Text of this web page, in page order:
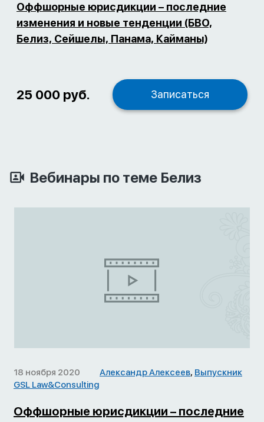
Оффшорные юрисдикции – последние
изменения и новые тенденции (БВО,
Белиз, Сейшелы, Панама, Кайманы)
25 000 руб. Записаться
Вебинары по теме Белиз
18 ноября 2020 Александр Алексеев, Выпускник
GSL Law&Consulting
Оффшорные юрисдикции – последние